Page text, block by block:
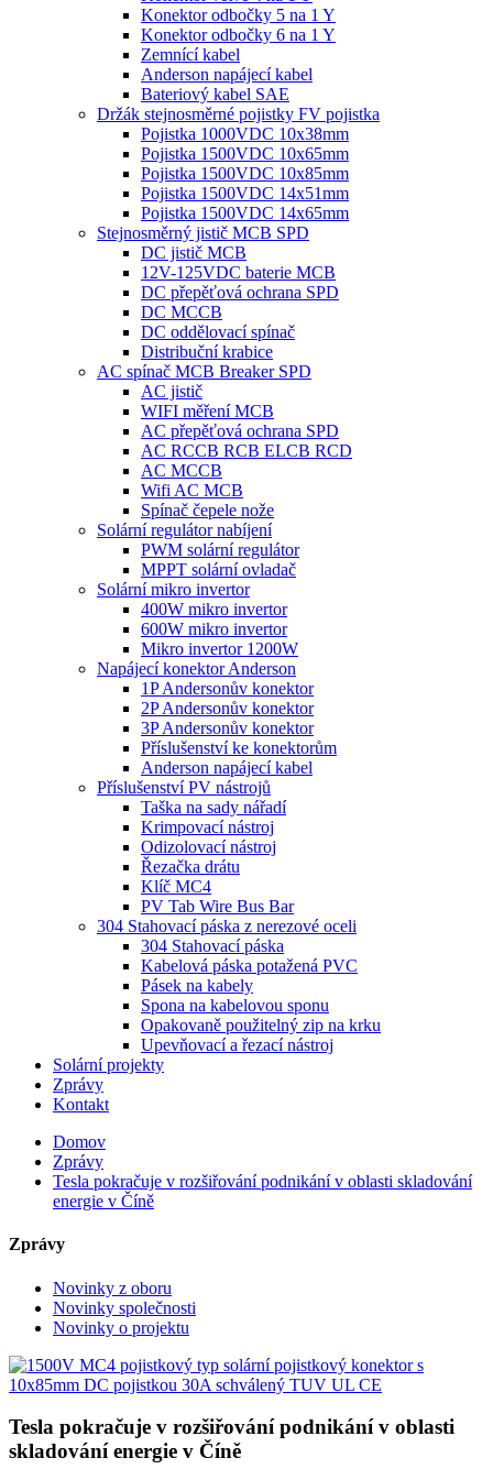
Konektor odbočky 5 na 1 Y
Konektor odbočky 6 na 1 Y
Zemnící kabel
Anderson napájecí kabel
Bateriový kabel SAE
Držák stejnosměrné pojistky FV pojistka
Pojistka 1000VDC 10x38mm
Pojistka 1500VDC 10x65mm
Pojistka 1500VDC 10x85mm
Pojistka 1500VDC 14x51mm
Pojistka 1500VDC 14x65mm
Stejnosměrný jistič MCB SPD
DC jistič MCB
12V-125VDC baterie MCB
DC přepěťová ochrana SPD
DC MCCB
DC oddělovací spínač
Distribuční krabice
AC spínač MCB Breaker SPD
AC jistič
WIFI měření MCB
AC přepěťová ochrana SPD
AC RCCB RCB ELCB RCD
AC MCCB
Wifi AC MCB
Spínač čepele nože
Solární regulátor nabíjení
PWM solární regulátor
MPPT solární ovladač
Solární mikro invertor
400W mikro invertor
600W mikro invertor
Mikro invertor 1200W
Napájecí konektor Anderson
1P Andersonův konektor
2P Andersonův konektor
3P Andersonův konektor
Příslušenství ke konektorům
Anderson napájecí kabel
Příslušenství PV nástrojů
Taška na sady nářadí
Krimpovací nástroj
Odizolovací nástroj
Řezačka drátu
Klíč MC4
PV Tab Wire Bus Bar
304 Stahovací páska z nerezové oceli
304 Stahovací páska
Kabelová páska potažená PVC
Pásek na kabely
Spona na kabelovou sponu
Opakovaně použitelný zip na krku
Upevňovací a řezací nástroj
Solární projekty
Zprávy
Kontakt
Domov
Zprávy
Tesla pokračuje v rozšiřování podnikání v oblasti skladování
energie v Číně
Zprávy
Novinky z oboru
Novinky společnosti
Novinky o projektu
Tesla pokračuje v rozšiřování podnikání v oblasti
skladování energie v Číně